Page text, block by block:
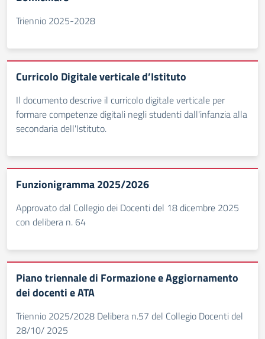
Triennio 2025-2028
Curricolo Digitale verticale d’Istituto
Il documento descrive il curricolo digitale verticale per
formare competenze digitali negli studenti dall'infanzia alla
secondaria dell'Istituto.
Funzionigramma 2025/2026
Approvato dal Collegio dei Docenti del 18 dicembre 2025
con delibera n. 64
Piano triennale di Formazione e Aggiornamento
dei docenti e ATA
Triennio 2025/2028 Delibera n.57 del Collegio Docenti del
28/10/ 2025